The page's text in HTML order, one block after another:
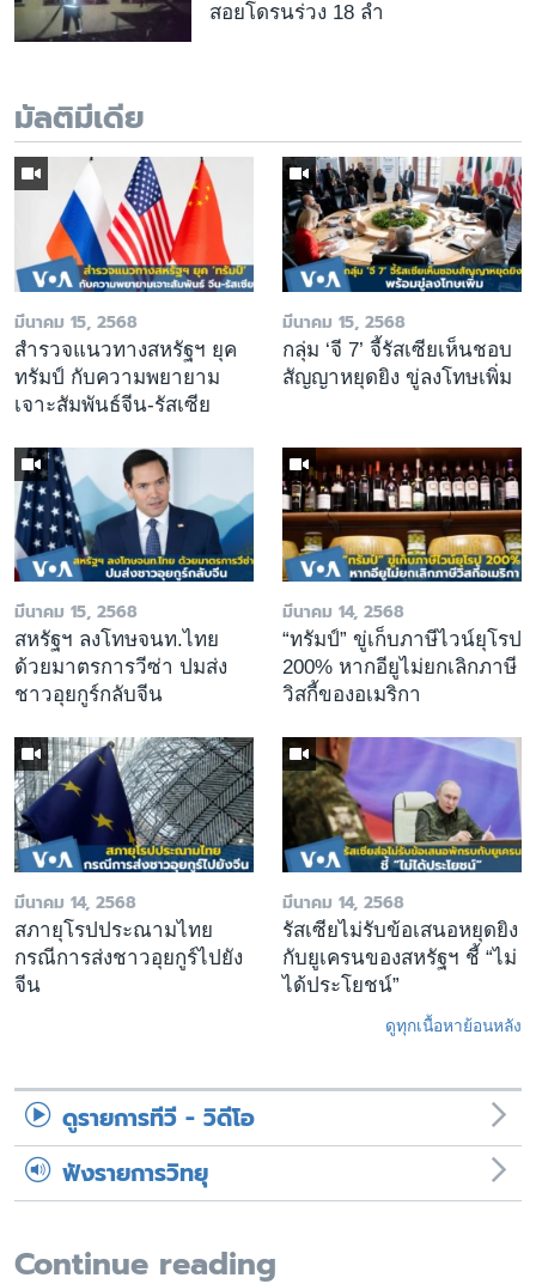
สอยโดรนร่วง 18 ลำ
มัลติมีเดีย
มีนาคม 15, 2568
สำรวจแนวทางสหรัฐฯ ยุค
ทรัมป์ กับความพยายาม
เจาะสัมพันธ์จีน-รัสเซีย
มีนาคม 15, 2568
กลุ่ม ‘จี 7’ จี้รัสเซียเห็นชอบ
สัญญาหยุดยิง ขู่ลงโทษเพิ่ม
มีนาคม 15, 2568
สหรัฐฯ ลงโทษจนท.ไทย
ด้วยมาตรการวีซ่า ปมส่ง
ชาวอุยกูร์กลับจีน
มีนาคม 14, 2568
“ทรัมป์” ขู่เก็บภาษีไวน์ยุโรป
200% หากอียูไม่ยกเลิกภาษี
วิสกี้ของอเมริกา
มีนาคม 14, 2568
สภายุโรปประณามไทย
กรณีการส่งชาวอุยกูร์ไปยัง
จีน
มีนาคม 14, 2568
รัสเซียไม่รับข้อเสนอหยุดยิง
กับยูเครนของสหรัฐฯ ชี้ “ไม่
ได้ประโยชน์”
ดูทุกเนื้อหาย้อนหลัง
ดูรายการทีวี - วิดีโอ
ฟังรายการวิทยุ
Continue reading